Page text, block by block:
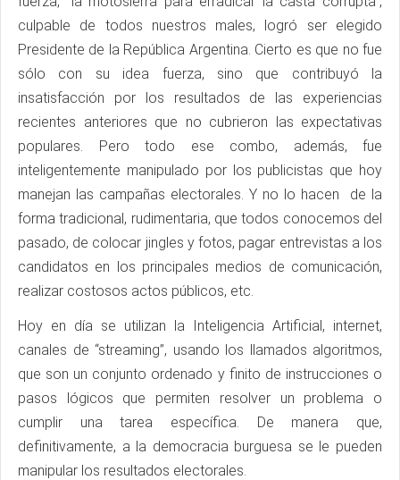
culpable de todos nuestros males, logró ser elegido
Presidente de la República Argentina. Cierto es que no fue
sólo con su idea fuerza, sino que contribuyó la
insatisfacción por los resultados de las experiencias
recientes anteriores que no cubrieron las expectativas
populares. Pero todo ese combo, además, fue
inteligentemente manipulado por los publicistas que hoy
manejan las campañas electorales. Y no lo hacen de la
forma tradicional, rudimentaria, que todos conocemos del
pasado, de colocar jingles y fotos, pagar entrevistas a los
candidatos en los principales medios de comunicación,
realizar costosos actos públicos, etc.
Hoy en día se utilizan la Inteligencia Artificial, internet,
canales de “streaming”, usando los llamados algoritmos,
que son un conjunto ordenado y finito de instrucciones o
pasos lógicos que permiten resolver un problema o
cumplir una tarea específica. De manera que,
definitivamente, a la democracia burguesa se le pueden
manipular los resultados electorales.